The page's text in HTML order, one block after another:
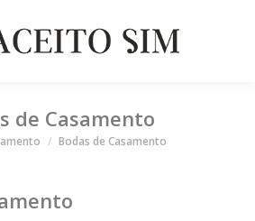
de Casamento
Bodas de Casamento